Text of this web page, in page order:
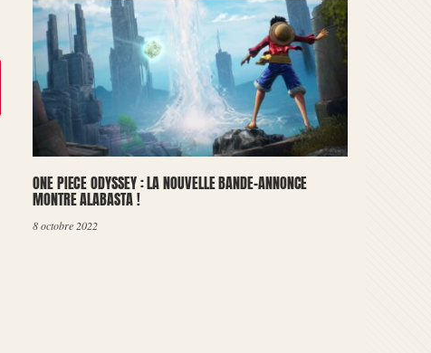
ONE PIECE ODYSSEY : LA NOUVELLE BANDE-ANNONCE
MONTRE ALABASTA !
8 octobre 2022